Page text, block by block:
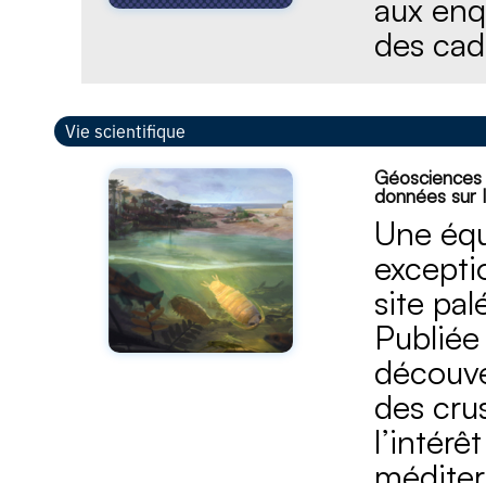
aux
des
Vie scientifique
données sur
Une
site
des